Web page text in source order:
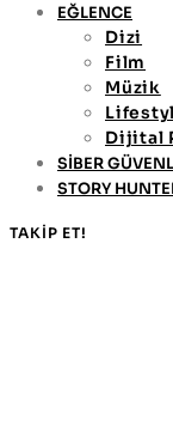
EĞLENCE
Dizi
Film
Müzik
Dijital
SİBER
STORY
TAKİP ET!